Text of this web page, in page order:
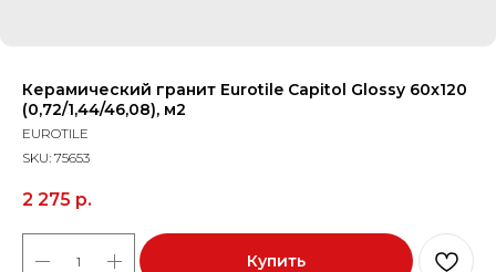
Керамический гранит Eurotile Capitol Glossy 60x120
(0,72/1,44/46,08), м2
EUROTILE
SKU: 75653
2 275 р.
Купить